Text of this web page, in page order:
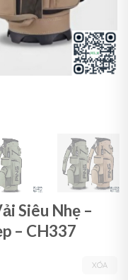
Siêu Nhẹ –
– CH337
XÓA